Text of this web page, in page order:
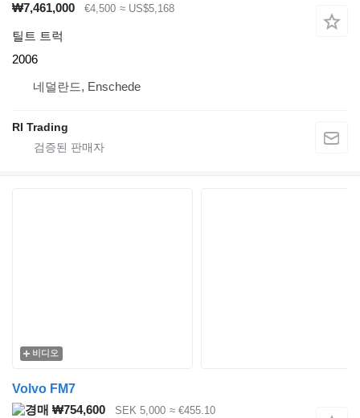
₩7,461,000
€4,500 ≈ US$5,168
틸트 트럭
2006
네덜란드, Enschede
RI Trading
비디오
Volvo FM7
₩754,600
SEK 5,000 ≈ €455.10